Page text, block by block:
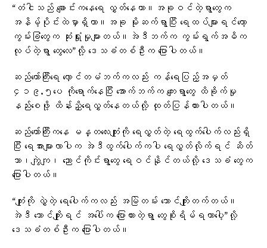
“တံငါသည် ချောင်းကနေရေ လွှတ်နေတာ။အခုဝင်တဲ့ရွာတွေက
အနိမ့်ပိုင်းထဲမှာရှိတာ။အခု မိုးဆက်ရွာပြီး ရေထပ်များရင်တော့
ကွမ်းခြံတွေက ဆုံးရှုံးမှုများတယ်။အဲဒီဘက်က ကွမ်းရွက်အဓိက
လုပ်တဲ့ရွာ တွေလေ”လို့ ဒေသခံတစ်ဦးက ပြောပါတယ်။
ဆည်တော်ကြီးရေ လှောင်တမံဘက်ကလည်း ကန်ရေပြည့်အမှတ်
၄၁၉.၅ပေ ကိုရောက်နေပြီး အောက်ဘက်က ကျေးရွာတွေ ထိခိုက်မှု
နည်းစေဖို့ ထိန်းညှိရေလွှတ်နေတယ်လို့ ထုတ်ပြန်ထားပါတယ်။
ဆည်တော်ကြီးကနေ မန္တလေးကျုံးကို ရေလွှတ်တဲ့ ရေထွက်ပေါက်လည်းရှိ
ပြီး ရေအားများလာပါက အဲဒီထွက်ပေါက်ကပါ ရေလွှတ်လိုက်ရင် ဆိတ်
သာ၊ကျွဲကျ၊ ညောင်ကိုင်းရွာတွေ ရေဝင်နိုင်တယ်လို့ ဒေသခံ တွေက
ပြောပါတယ်။
“ကျုံးကို လွှဲတဲ့ ရေပေါက်ကလည်း အမြဲတမ်း ဘောင်ကျိုးတက်တယ်။
အဲဒီ ဘောင်ကျိုးရင် အပေါ်က ပြောထားတဲ့ရွာ တွေစိုးရိမ်ရတာပေါ့”လို့
ဒေသခံတစ်ဦးက ပြောပါတယ်။